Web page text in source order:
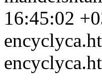
16:45:02